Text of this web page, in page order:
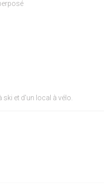
ski et d'un local à vélo.